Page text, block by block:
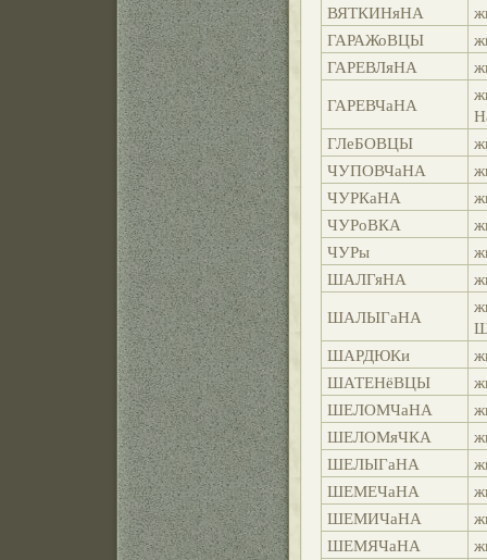
ВЯТКИНяНА
ГАРАЖоВЦЫ
ГАРЕВЛяНА
ГАРЕВЧаНА
ГЛеБОВЦЫ
ЧУПОВЧаНА
ЧУРКаНА
ЧУРоВКА
ЧУРы
ШАЛГяНА
ШАЛЫГаНА
ШАРДЮКи
ШАТЕНёВЦЫ
ШЕЛОМЧаНА
ШЕЛОМяЧКА
ШЕЛЫГаНА
ШЕМЕЧаНА
ШЕМИЧаНА
ШЕМЯЧаНА